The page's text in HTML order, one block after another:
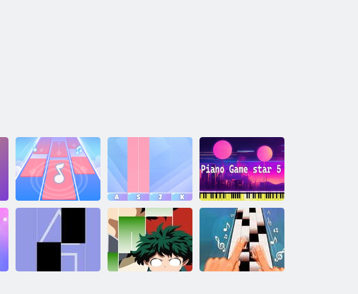
Kúzelná klavírna
hudba
Kúzelná klavírna
hudba
Hra na klavíri 5
hviezdičiek